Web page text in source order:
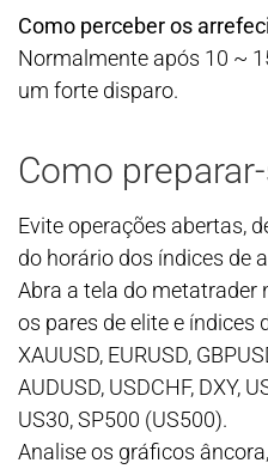
Como perceber os
Normalmente após 10 ~
um forte disparo.
Como
Evite operações abertas,
do horário dos índices de
Abra a tela do metatrader
os pares de elite e índices
XAUUSD, EURUSD,
AUDUSD, USDCHF, DXY,
US30, SP500 (US500).
Analise os gráficos